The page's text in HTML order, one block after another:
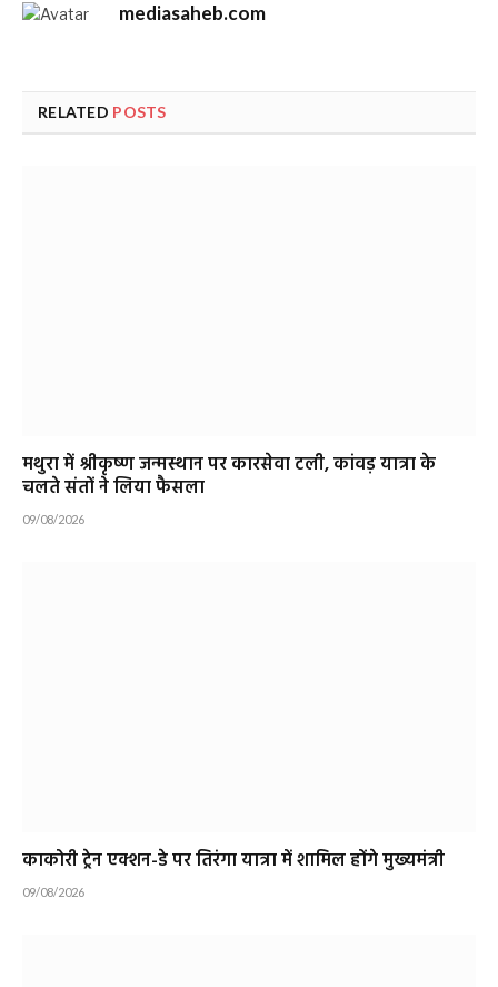
mediasaheb.com
RELATED POSTS
मथुरा में श्रीकृष्ण जन्मस्थान पर कारसेवा टली, कांवड़ यात्रा के
चलते संतों ने लिया फैसला
09/08/2026
काकोरी ट्रेन एक्शन-डे पर तिरंगा यात्रा में शामिल होंगे मुख्यमंत्री
09/08/2026